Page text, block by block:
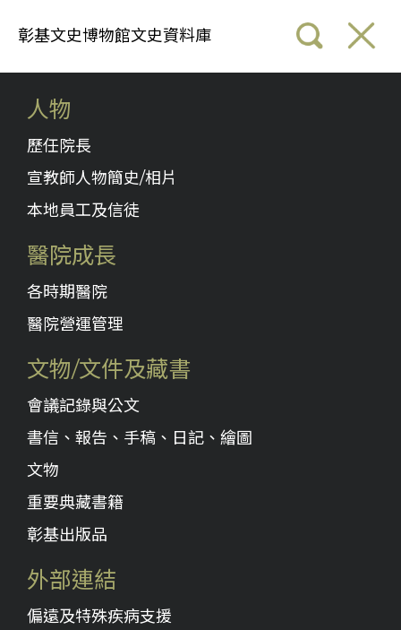
彰基文史博物館文史資料庫
人物
歷任院長
宣教師人物簡史/相片
本地員工及信徒
醫院成長
各時期醫院
醫院營運管理
文物/文件及藏書
會議記錄與公文
書信、報告、手稿、日記、繪圖
文物
重要典藏書籍
彰基出版品
外部連結
偏遠及特殊疾病支援